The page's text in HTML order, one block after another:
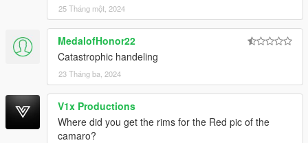
25 Tháng một, 2024
MedalofHonor22
Catastrophic handeling
23 Tháng ba, 2024
V1x Productions
Where did you get the rims for the Red pic of the
camaro?